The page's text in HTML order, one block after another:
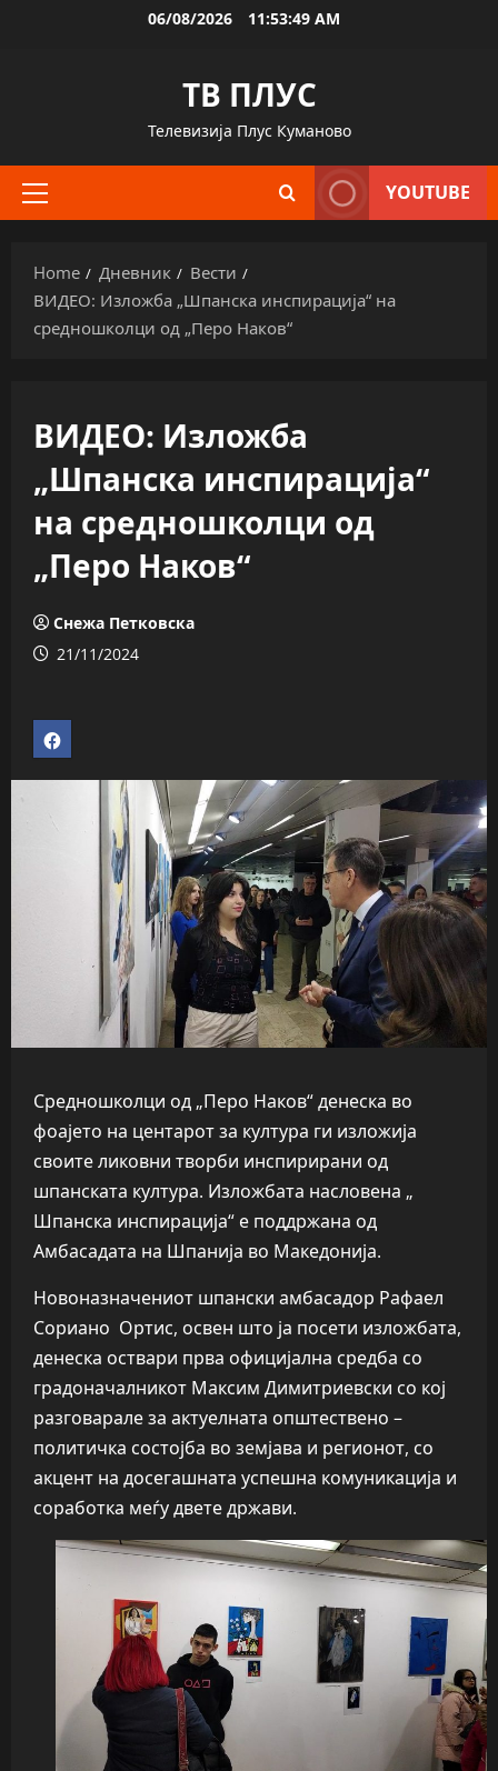
06/08/2026 11:53:50 AM
ТВ ПЛУС
Телевизија Плус Куманово
Primary
YOUTUBE
Home Дневник
Вести
ВИДЕО: Изложба „Шпанска инспирација“ на
средношколци од „Перо Наков“
ВИДЕО: Изложба
„Шпанска инспирација“
на средношколци од
„Перо Наков“
Снежа Петковска
21/11/2024
Средношколци од „Перо Наков“ денеска во
фоајето на центарот за култура ги изложија
своите ликовни творби инспирирани од
шпанската култура. Изложбата насловена „
Шпанска инспирација“ е поддржана од
Амбасадата на Шпанија во Македонија.
Новоназначениот шпански амбасадор Рафаел
Сориано Ортис, освен што ја посети изложбата,
денеска оствари прва официјална средба со
градоначалникот Максим Димитриевски со кој
разговарале за актуелната општествено –
политичка состојба во земјава и регионот, со
акцент на досегашната успешна комуникација и
соработка меѓу двете држави.